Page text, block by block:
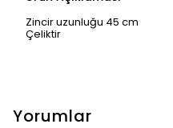
Zincir uzunluğu 45 cm
Çeliktir
Yorumlar